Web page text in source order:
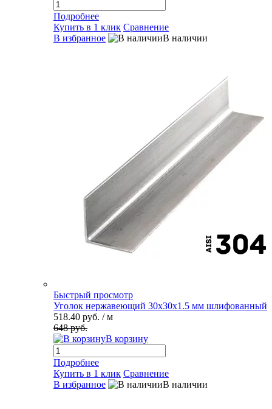
Подробнее
Купить в 1 клик Сравнение
В избранное
В наличии
Быстрый просмотр
Уголок нержавеющий 30х30х1.5 мм шлифованный
518.40 руб. / м
648 руб.
В корзину
Подробнее
Купить в 1 клик Сравнение
В избранное
В наличии